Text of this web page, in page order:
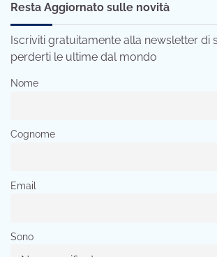
Resta Aggiornato sulle novità
Iscriviti gratuitamente alla newsletter di
perderti le ultime dal mondo
Nome
Cognome
Email
Sono